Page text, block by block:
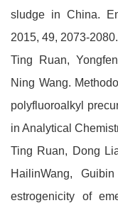
sludge in China.
2015, 49, 2073-2080.
Ting Ruan,
Ning Wang.
polyfluoroalkyl
in Analytical
Ting Ruan, Dong
HailinWang,
estrogenicity of